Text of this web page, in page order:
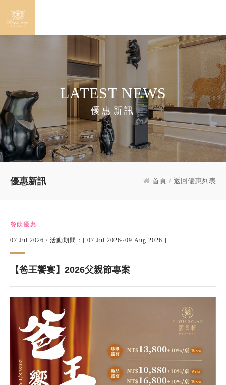
LATEST NEWS
優惠新訊
優惠新訊 首頁 / 返回優惠列表
餐飲優惠
07.Jul.2026 / 活動期間：[ 07.Jul.2026~09.Aug.2026 ]
【爸王饗宴】2026父親節專案